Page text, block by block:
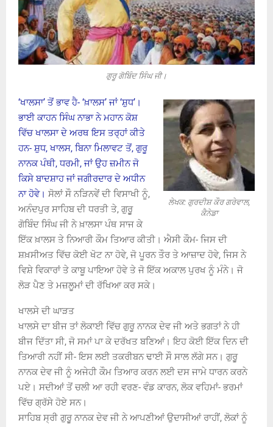
ਗੁਰੂ ਗੋਬਿੰਦ ਸਿੰਘ ਜੀ।
ਲੇਖਕ: ਗੁਰਦੀਸ਼ ਕੌਰ ਗਰੇਵਾਲ,
ਕੈਨੇਡਾ
‘ਖਾਲਸਾ’ ਤੋਂ ਭਾਵ ਹੈ- ‘ਖ਼ਾਲਸ’ ਜਾਂ ‘ਸ਼ੁਧ’।
ਭਾਈ ਕਾਹਨ ਸਿੰਘ ਨਾਭਾ ਨੇ ਮਹਾਨ ਕੋਸ਼
ਵਿੱਚ ਖਾਲਸਾ ਦੇ ਅਰਥ ਇਸ ਤਰ੍ਹਾਂ ਕੀਤੇ
ਹਨ- ਸ਼ੁਧ, ਖਾਲਸ, ਬਿਨਾ ਮਿਲਾਵਟ ਤੋਂ, ਗੁਰੂ
ਨਾਨਕ ਪੰਥੀ, ਧਰਮੀ, ਜਾਂ ਉਹ ਜ਼ਮੀਨ ਜੋ
ਕਿਸੇ ਬਾਦਸ਼ਾਹ ਜਾਂ ਜਗੀਰਦਾਰ ਦੇ ਅਧੀਨ
ਨਾ ਹੋਵੇ। ਸੋਲਾਂ ਸੌ ਨੜਿਨਵੇਂ ਦੀ ਵਿਸਾਖੀ ਨੂੰ,
ਅਨੰਦਪੁਰ ਸਾਹਿਬ ਦੀ ਧਰਤੀ ਤੇ, ਗੁਰੂੁ
ਗੋਬਿੰਦ ਸਿੰਘ ਜੀ ਨੇ ਖ਼ਾਲਸਾ ਪੰਥ ਸਾਜ ਕੇ
ਇੱਕ ਖ਼ਾਲਸ ਤੇ ਨਿਆਰੀ ਕੌਮ ਤਿਆਰ ਕੀਤੀ। ਐਸੀ ਕੌਮ- ਜਿਸ ਦੀ
ਸ਼ਖ਼ਸੀਅਤ ਵਿੱਚ ਕੋਈ ਖੋਟ ਨਾ ਹੋਵੇ, ਜੋ ਪੂਰਨ ਤੌਰ ਤੇ ਆਜ਼ਾਦ ਹੋਵੇ, ਜਿਸ ਨੇ
ਵਿਸ਼ੇ ਵਿਕਾਰਾਂ ਤੇ ਕਾਬੂ ਪਾਇਆ ਹੋਵੇ ਤੇ ਜੋ ਇੱਕ ਅਕਾਲ ਪੁਰਖ ਨੂੰ ਮੰਨੇ। ਜੋ
ਲੋੜ ਪੈਣ ਤੇ ਮਜ਼ਲੂਮਾਂ ਦੀ ਰੱਖਿਆ ਕਰ ਸਕੇ।
ਖਾਲਸੇ ਦੀ ਘਾੜਤ
ਖਾਲਸੇ ਦਾ ਬੀਜ ਤਾਂ ਲੋਕਾਈ ਵਿੱਚ ਗੁਰੂ ਨਾਨਕ ਦੇਵ ਜੀ ਅਤੇ ਭਗਤਾਂ ਨੇ ਹੀ
ਬੀਜ ਦਿੱਤਾ ਸੀ, ਜੋ ਸਮਾਂ ਪਾ ਕੇ ਦਰੱਖਤ ਬਣਿਆਂ। ਇਹ ਕੋਈ ਇੱਕ ਦਿਨ ਦੀ
ਤਿਆਰੀ ਨਹੀਂ ਸੀ- ਇਸ ਲਈ ਤਕਰੀਬਨ ਢਾਈ ਸੌ ਸਾਲ ਲੱਗੇ ਸਨ। ਗੁਰੂੁ
ਨਾਨਕ ਦੇਵ ਜੀ ਨੂੰ ਅਜੇਹੀ ਕੌਮ ਤਿਆਰ ਕਰਨ ਲਈ ਦਸ ਜਾਮੇ ਧਾਰਨ ਕਰਨੇ
ਪਏ। ਸਦੀਆਂ ਤੋਂ ਚਲੀ ਆ ਰਹੀ ਵਰਣ- ਵੰਡ ਕਾਰਨ, ਲੋਕ ਵਹਿਮਾਂ- ਭਰਮਾਂ
ਵਿੱਚ ਗ੍ਰੱਸੇ ਹੋਏ ਸਨ।
ਸਾਹਿਬ ਸ੍ਰੀ ਗੁਰੂੁ ਨਾਨਕ ਦੇਵ ਜੀ ਨੇ ਆਪਣੀਆਂ ਉਦਾਸੀਆਂ ਰਾਹੀਂ, ਲੋਕਾਂ ਨੂੰ